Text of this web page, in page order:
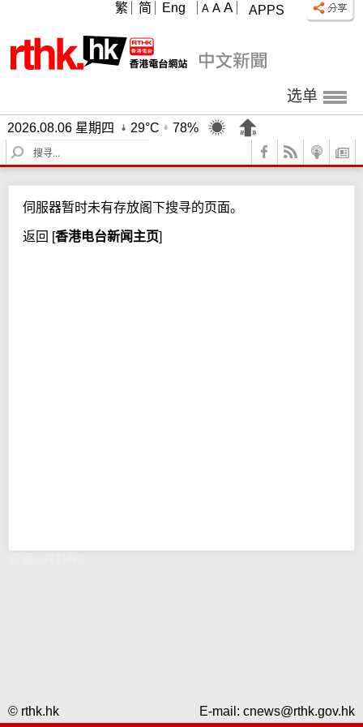
APPS
A A A
繁 简 Eng
选单
2026.08.06 星期四 29°C
78%
S
e
c
h
伺服器暂时未有存放阁下搜寻的页面。
返回 [香港电台新闻主页]
© rthk.hk E-mail: cnews@rthk.gov.hk